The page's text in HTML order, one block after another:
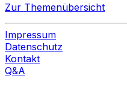
Zur Themenübersicht
Impressum
Datenschutz
Kontakt
Q&A